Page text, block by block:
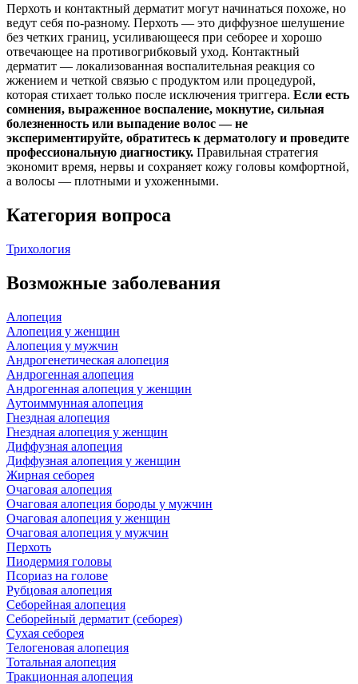
Перхоть и контактный дерматит могут начинаться похоже, но
ведут себя по‑разному. Перхоть — это диффузное шелушение
без четких границ, усиливающееся при себорее и хорошо
отвечающее на противогрибковый уход. Контактный
дерматит — локализованная воспалительная реакция со
жжением и четкой связью с продуктом или процедурой,
которая стихает только после исключения триггера. Если есть
сомнения, выраженное воспаление, мокнутие, сильная
болезненность или выпадение волос — не
экспериментируйте, обратитесь к дерматологу и проведите
профессиональную диагностику. Правильная стратегия
экономит время, нервы и сохраняет кожу головы комфортной,
а волосы — плотными и ухоженными.
Категория вопроса
Трихология
Возможные заболевания
Алопеция
Алопеция у женщин
Алопеция у мужчин
Андрогенетическая алопеция
Андрогенная алопеция
Андрогенная алопеция у женщин
Аутоиммунная алопеция
Гнездная алопеция
Гнездная алопеция у женщин
Диффузная алопеция
Диффузная алопеция у женщин
Жирная себорея
Очаговая алопеция
Очаговая алопеция бороды у мужчин
Очаговая алопеция у женщин
Очаговая алопеция у мужчин
Перхоть
Пиодермия головы
Псориаз на голове
Рубцовая алопеция
Себорейная алопеция
Себорейный дерматит (себорея)
Сухая себорея
Телогеновая алопеция
Тотальная алопеция
Тракционная алопеция